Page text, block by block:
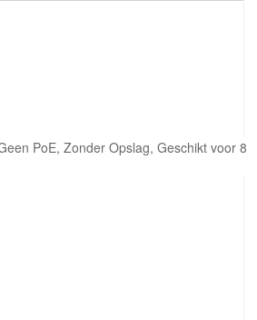
PoE, Zonder Opslag, Geschikt voor 8